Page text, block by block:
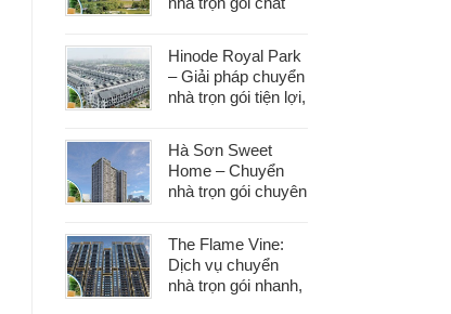
Hinode Royal Park
– Giải pháp chuyển
nhà trọn gói tiện lợi,
Hà Sơn Sweet
Home – Chuyển
nhà trọn gói chuyên
khâu
The Flame Vine:
Dịch vụ chuyển
nhà trọn gói nhanh,